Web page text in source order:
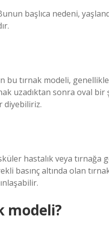
başlıca nedeni,
tırnak modeli, genellikle
uzadıktan sonra oval bir
diyebiliriz.
hastalık veya tırnağa
basınç altında olan
modeli?